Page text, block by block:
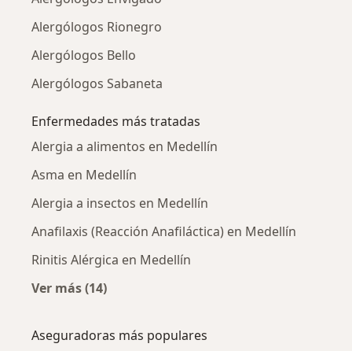
Alergólogos Rionegro
Alergólogos Bello
Alergólogos Sabaneta
Enfermedades más tratadas
Alergia a alimentos en Medellín
Asma en Medellín
Alergia a insectos en Medellín
Anafilaxis (Reacción Anafiláctica) en Medellín
Rinitis Alérgica en Medellín
Ver más (14)
Aseguradoras más populares